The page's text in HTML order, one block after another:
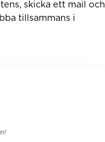
skicka ett mail och
tillsammans i